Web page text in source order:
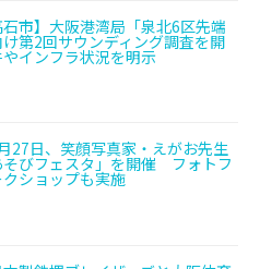
石市】大阪港湾局「泉北6区先端
第2回サウンディング調査を開
インフラ状況を明示
27日、笑顔写真家・えがお先生
そびフェスタ」を開催 フォトフ
ショップも実施